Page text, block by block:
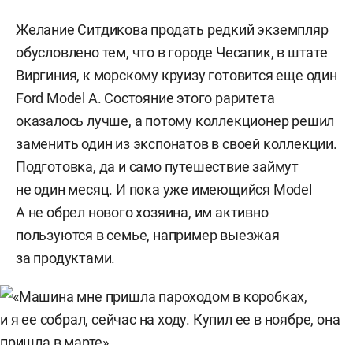
Желание Ситдикова продать редкий экземпляр
обусловлено тем, что в городе Чесапик, в штате
Виргиния, к морскому круизу готовится еще один
Ford Model A. Состояние этого раритета
оказалось лучше, а потому коллекционер решил
заменить один из экспонатов в своей коллекции.
Подготовка, да и само путешествие займут
не один месяц. И пока уже имеющийся Model
A не обрел нового хозяина, им активно
пользуются в семье, например выезжая
за продуктами.